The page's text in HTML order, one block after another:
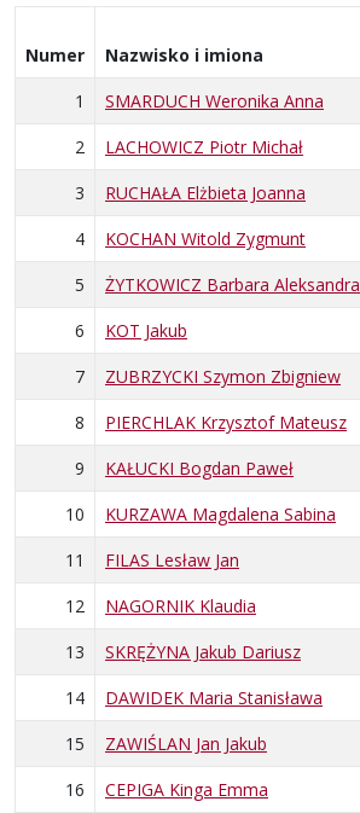
Numer Nazwisko i imiona
1
SMARDUCH Weronika Anna
2
LACHOWICZ Piotr Michał
3
RUCHAŁA Elżbieta Joanna
4
KOCHAN Witold Zygmunt
5
ŻYTKOWICZ Barbara Aleksandra
6
KOT Jakub
7
ZUBRZYCKI Szymon Zbigniew
8
PIERCHLAK Krzysztof Mateusz
9
KAŁUCKI Bogdan Paweł
10
KURZAWA Magdalena Sabina
11
FILAS Lesław Jan
12
NAGORNIK Klaudia
13
SKRĘŻYNA Jakub Dariusz
14
DAWIDEK Maria Stanisława
15
ZAWIŚLAN Jan Jakub
16
CEPIGA Kinga Emma